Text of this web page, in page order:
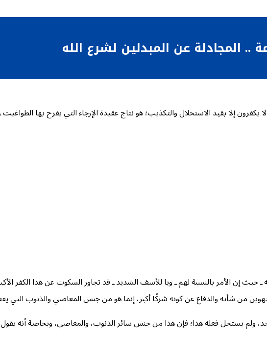
المجادلة عن المبدلين لشرع الله
إلا بقيد الاستحلال والتكذيب؛ هو نتاج عقيدة الإرجاء التي يفرح بها
ـ حيث إن الأمر بالنسبة لهم ـ ويا للأسف الشديد ـ قد تجاوز السكوت عن هذا الكفر
من شأنه والدفاع عن كونه شركًا أكبر، إنما هو من جنس المعاصي والذنوب التي
ولم يستحل فعله هذا؛ فإن هذا من جنس سائر الذنوب، والمعاصي، وبخاصة أنه يقول: